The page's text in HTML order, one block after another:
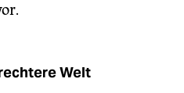
Welt